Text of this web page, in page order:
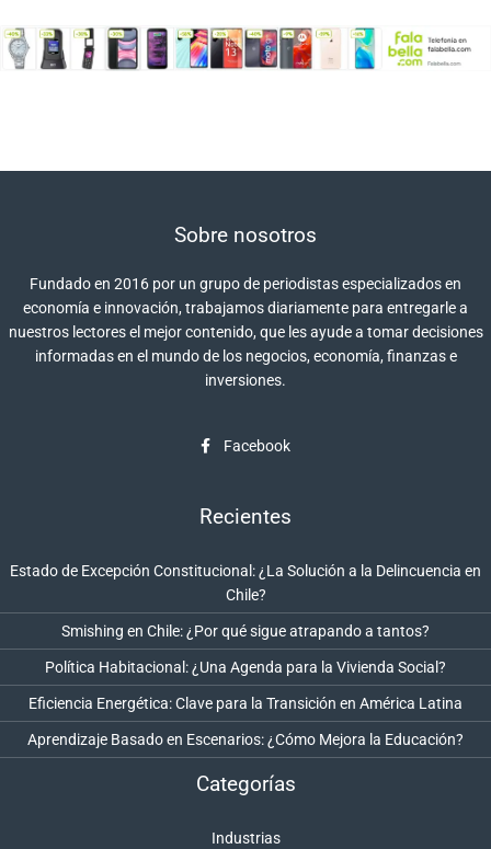
Sobre nosotros
Fundado en 2016 por un grupo de periodistas especializados en
economía e innovación, trabajamos diariamente para entregarle a
nuestros lectores el mejor contenido, que les ayude a tomar decisiones
informadas en el mundo de los negocios, economía, finanzas e
inversiones.
Facebook
Recientes
Estado de Excepción Constitucional: ¿La Solución a la Delincuencia en
Chile?
Smishing en Chile: ¿Por qué sigue atrapando a tantos?
Política Habitacional: ¿Una Agenda para la Vivienda Social?
Eficiencia Energética: Clave para la Transición en América Latina
Aprendizaje Basado en Escenarios: ¿Cómo Mejora la Educación?
Categorías
Industrias